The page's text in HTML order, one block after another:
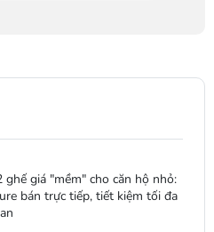
ghế giá "mềm" cho căn hộ nhỏ:
bán trực tiếp, tiết kiệm tối đa